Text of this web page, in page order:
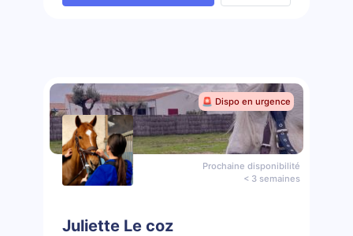
🚨 Dispo en urgence
Prochaine disponibilité
< 3 semaines
Juliette Le coz